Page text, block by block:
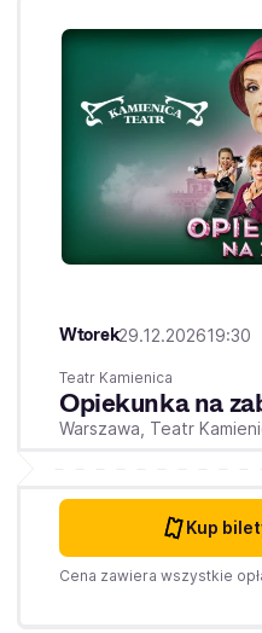
Wtorek29.12.202619:30
Teatr Kamienica
Opiekunka na
Warszawa, Teatr
Kup
Cena zawiera wszystkie